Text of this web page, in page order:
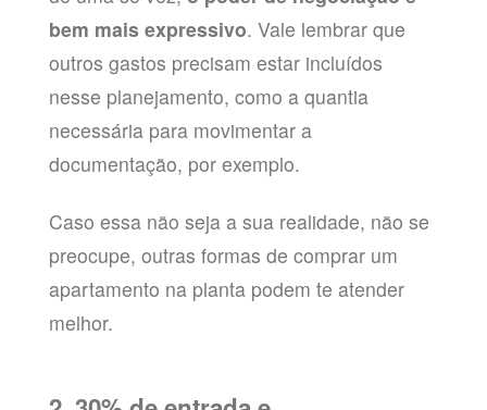
bem mais expressivo. Vale lembrar que
outros gastos precisam estar incluídos
nesse planejamento, como a quantia
necessária para movimentar a
documentação, por exemplo.
Caso essa não seja a sua realidade, não se
preocupe, outras formas de comprar um
apartamento na planta podem te atender
melhor.